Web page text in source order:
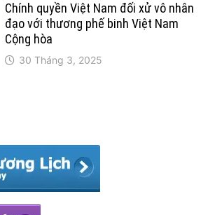
Chính quyền Việt Nam đối xử vô nhân
đạo với thương phế binh Việt Nam
Cộng hòa
30 Tháng 3, 2025